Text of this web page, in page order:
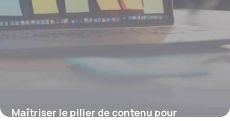
Maîtriser le pilier de contenu pour